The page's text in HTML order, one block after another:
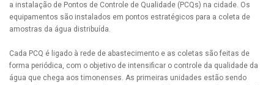
a instalação de Pontos de Controle de Qualidade (PCQs) na cidade. Os
equipamentos são instalados em pontos estratégicos para a coleta de
amostras da água distribuída.
Cada PCQ é ligado à rede de abastecimento e as coletas são feitas de
forma periódica, com o objetivo de intensificar o controle da qualidade da
água que chega aos timonenses. As primeiras unidades estão sendo